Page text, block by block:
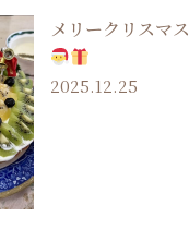
メリークリスマス
2025.12.25